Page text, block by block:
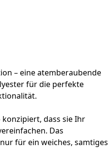
– eine atemberaubende
für die perfekte
konzipiert, dass sie Ihr
Das
für ein weiches, samtiges